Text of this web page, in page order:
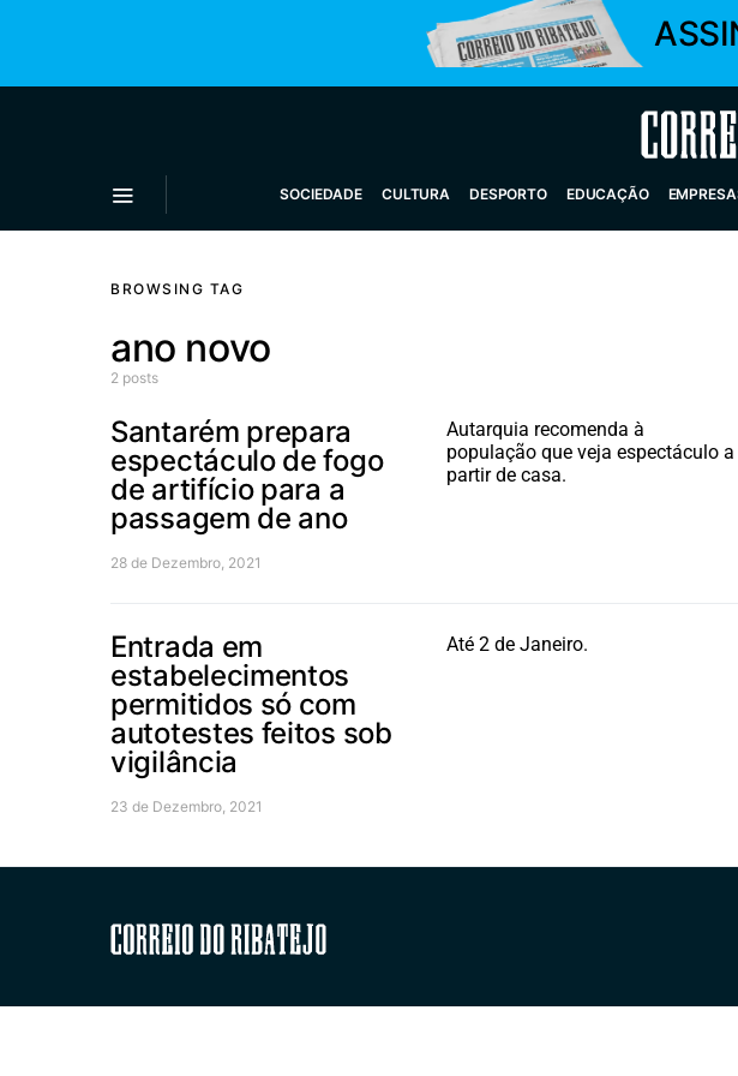
Correio
SOCIEDADE CULTURA DESPORTO EDUCAÇÃO
BROWSING TAG
ano novo
2 posts
Santarém prepara
espectáculo de fogo
de artifício para a
passagem de ano
Autarquia recomenda à
população que veja espectáculo a
partir de casa.
28 de Dezembro, 2021
Entrada em
estabelecimentos
permitidos só com
autotestes feitos sob
vigilância
Até 2 de Janeiro.
23 de Dezembro, 2021
Correio do Ribatejo